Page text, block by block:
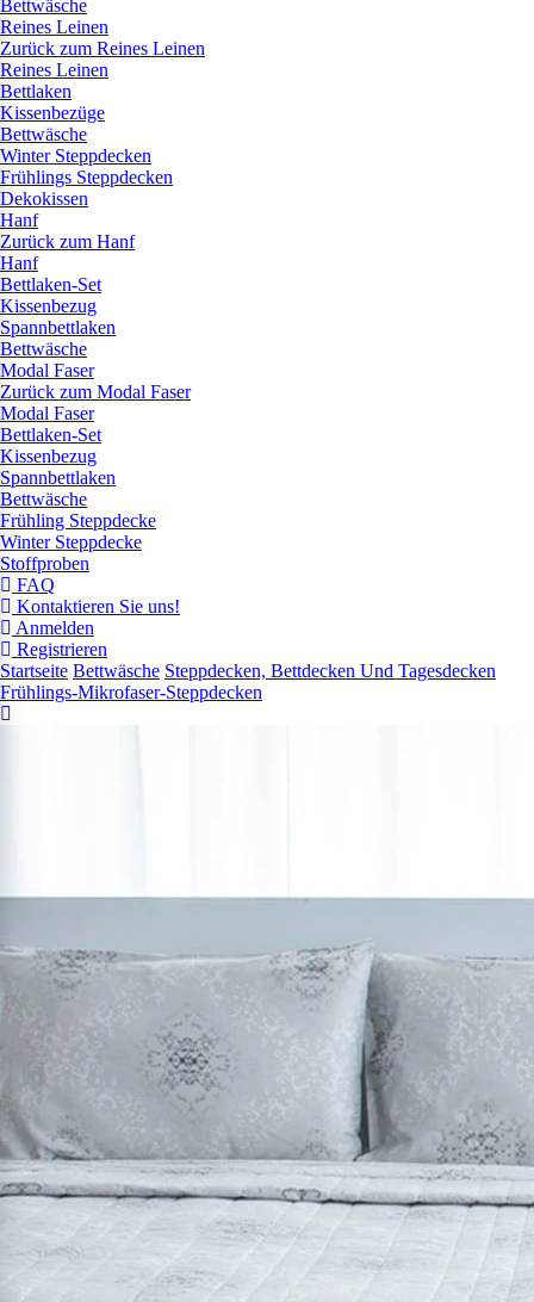
Bettwäsche
Reines Leinen
Zurück zum Reines Leinen
Reines Leinen
Bettlaken
Kissenbezüge
Bettwäsche
Winter Steppdecken
Frühlings Steppdecken
Dekokissen
Hanf
Zurück zum Hanf
Hanf
Bettlaken-Set
Kissenbezug
Spannbettlaken
Bettwäsche
Modal Faser
Zurück zum Modal Faser
Modal Faser
Bettlaken-Set
Kissenbezug
Spannbettlaken
Bettwäsche
Frühling Steppdecke
Winter Steppdecke
Stoffproben
FAQ
Kontaktieren Sie uns!
Anmelden
Registrieren
Startseite Bettwäsche Steppdecken, Bettdecken Und Tagesdecken
Frühlings-Mikrofaser-Steppdecken